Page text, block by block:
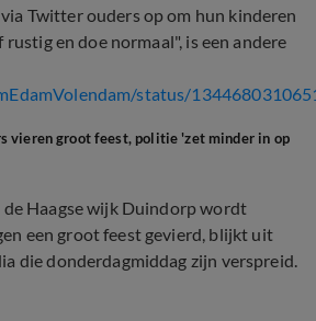
Twitter ouders op om hun kinderen
en doe normaal", is een andere
status/
vieren groot feest, politie 'zet minder in op
de Haagse wijk Duindorp wordt
een groot feest gevierd, blijkt uit
die donderdagmiddag zijn verspreid.